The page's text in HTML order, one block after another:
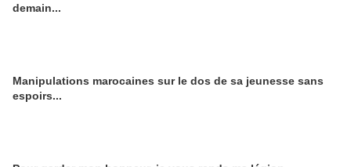
demain...
Manipulations marocaines sur le dos de sa jeunesse sans
espoirs...